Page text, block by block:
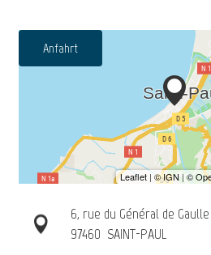
Anfahrt
6, rue du Général de Gaulle
97460 SAINT-PAUL